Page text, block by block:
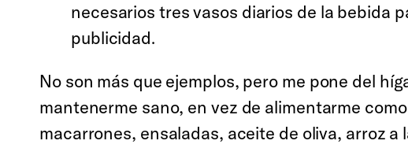
necesarios tres vasos diarios de la bebida
publicidad.
No son más que ejemplos, pero me pone del
mantenerme sano, en vez de alimentarme
macarrones, ensaladas, aceite de oliva, arroz